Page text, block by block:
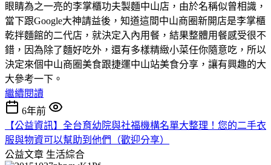
眼睛為之一亮的李掌櫃功夫製麵中山店，由於名稱似曾相識，
當下跟Google大神請益後，知道這間中山商圈新開店是李掌櫃
乾拌麵館的二代店，就決定入內用餐，結果整體用餐感受很不
錯，因為除了麵好吃外，還有多樣精緻小菜任你隨意吃，所以
決定來個中山商圈美食跟捷運中山站美食分享，讓有興趣的大
大參考一下。
繼續閱讀
6年前
【公益資訊】全台育幼院與社福機構名單大整理！您的二手衣
服與物資可以幫助到他們（歡迎分享）
公益文章 生活綜合